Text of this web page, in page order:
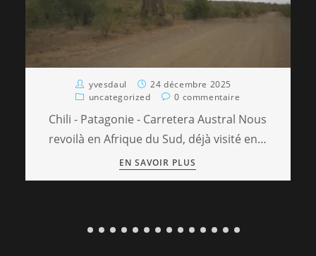
yvesdaul
24 décembre 2025
uncategorized
0 commentaire
Chili - Patagonie - Carretera Austral Nous
revoilà en Afrique du Sud, déjà visité en…
EN SAVOIR PLUS